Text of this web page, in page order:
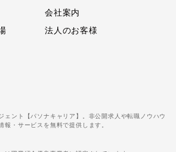
会社案内
法人のお客様
ェント【パソナキャリア】。非公開求人や転職ノウハウ
報・サービスを無料で提供します。